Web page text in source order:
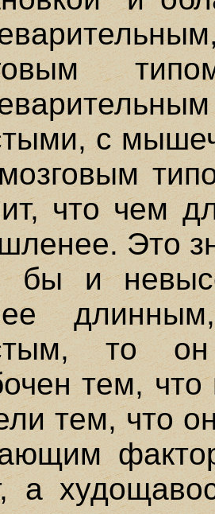
с
что чем
Это
бы и
то
тем, что
тем, что
а